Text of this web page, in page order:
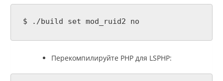
$ ./build set mod_ruid2 no
Перекомпилируйте PHP для LSPHP: